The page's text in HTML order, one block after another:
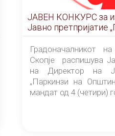
ЈАВЕН КОНКУРС за избор на Директор на
Јавно претпријатие „Паркинзи на Општина
Центар“ – Скопје
Градоначалникот
Скопје распишува
на Директор на
„Паркинзи на
мандат од 4 (четири)